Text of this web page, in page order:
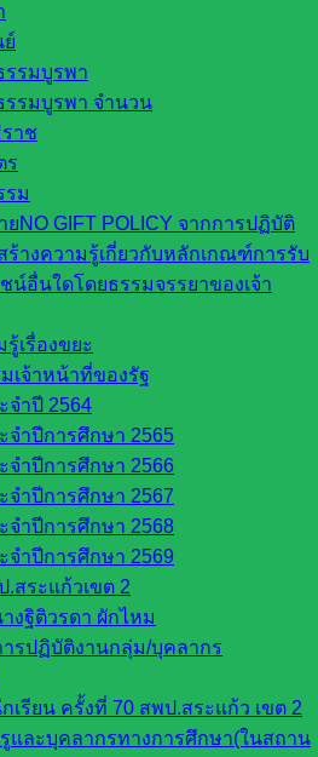
ย์
รรมบูรพา
รรมบูรพา จำนวน
าช
ร
รม
NO GIFT POLICY จากการปฏิบัติ
ร้างความรู้เกี่ยวกับหลักเกณฑ์การรับ
อื่นใดโดยธรรมจรรยาของเจ้า
เรื่องขยะ
เจ้าหน้าที่ของรัฐ
จำปี 2564
จำปีการศึกษา 2565
จำปีการศึกษา 2566
ำปีการศึกษา 2567
จำปีการศึกษา 2568
ำปีการศึกษา 2569
สระแก้วเขต 2
งฐิติวรดา ผักไหม
รปฏิบัติงานกลุ่ม/บุคลากร
รียน ครั้งที่ 70 สพป.สระแก้ว เขต 2
และบุคลากรทางการศึกษา(ในสถาน